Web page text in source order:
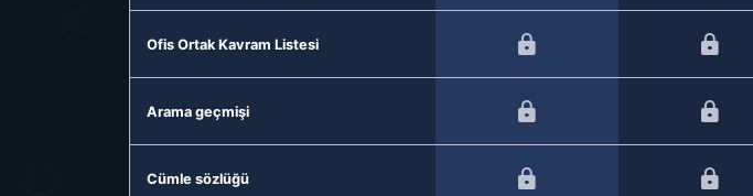
Ofis Ortak Kavram Listesi
Arama geçmişi
Cümle sözlüğü